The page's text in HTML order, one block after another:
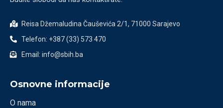
Reisa Džemaludina Čauševića 2/1, 71000 Sarajevo
Telefon: +387 (33) 573 470
Email: info@sbih.ba
Osnovne informacije
O nama